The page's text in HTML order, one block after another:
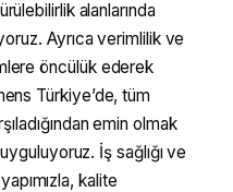
alanlarında
Ayrıca verimlilik ve
öncülük ederek
Türkiye’de, tüm
emin olmak
İş sağlığı ve
kalite